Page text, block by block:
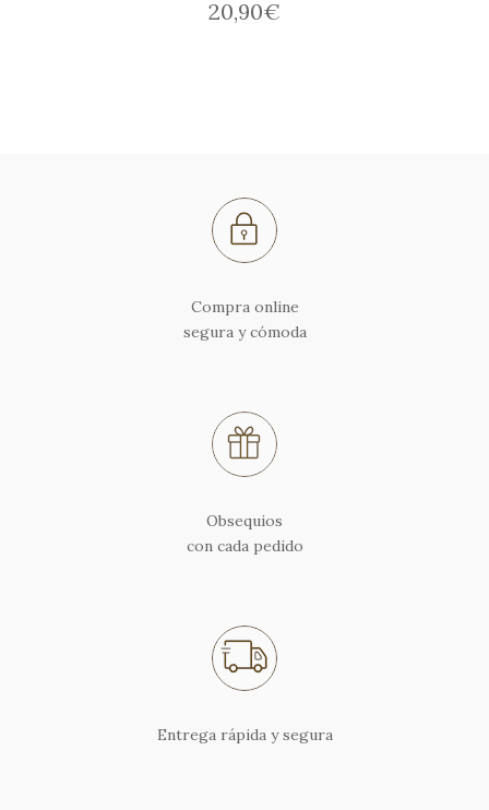
20,90€
Compra online
segura y cómoda
Obsequios
con cada pedido
Entrega rápida y segura